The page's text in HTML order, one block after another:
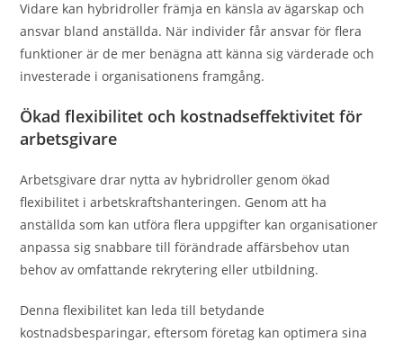
Vidare kan hybridroller främja en känsla av ägarskap och
ansvar bland anställda. När individer får ansvar för flera
funktioner är de mer benägna att känna sig värderade och
investerade i organisationens framgång.
Ökad flexibilitet och kostnadseffektivitet för
arbetsgivare
Arbetsgivare drar nytta av hybridroller genom ökad
flexibilitet i arbetskraftshanteringen. Genom att ha
anställda som kan utföra flera uppgifter kan organisationer
anpassa sig snabbare till förändrade affärsbehov utan
behov av omfattande rekrytering eller utbildning.
Denna flexibilitet kan leda till betydande
kostnadsbesparingar, eftersom företag kan optimera sina